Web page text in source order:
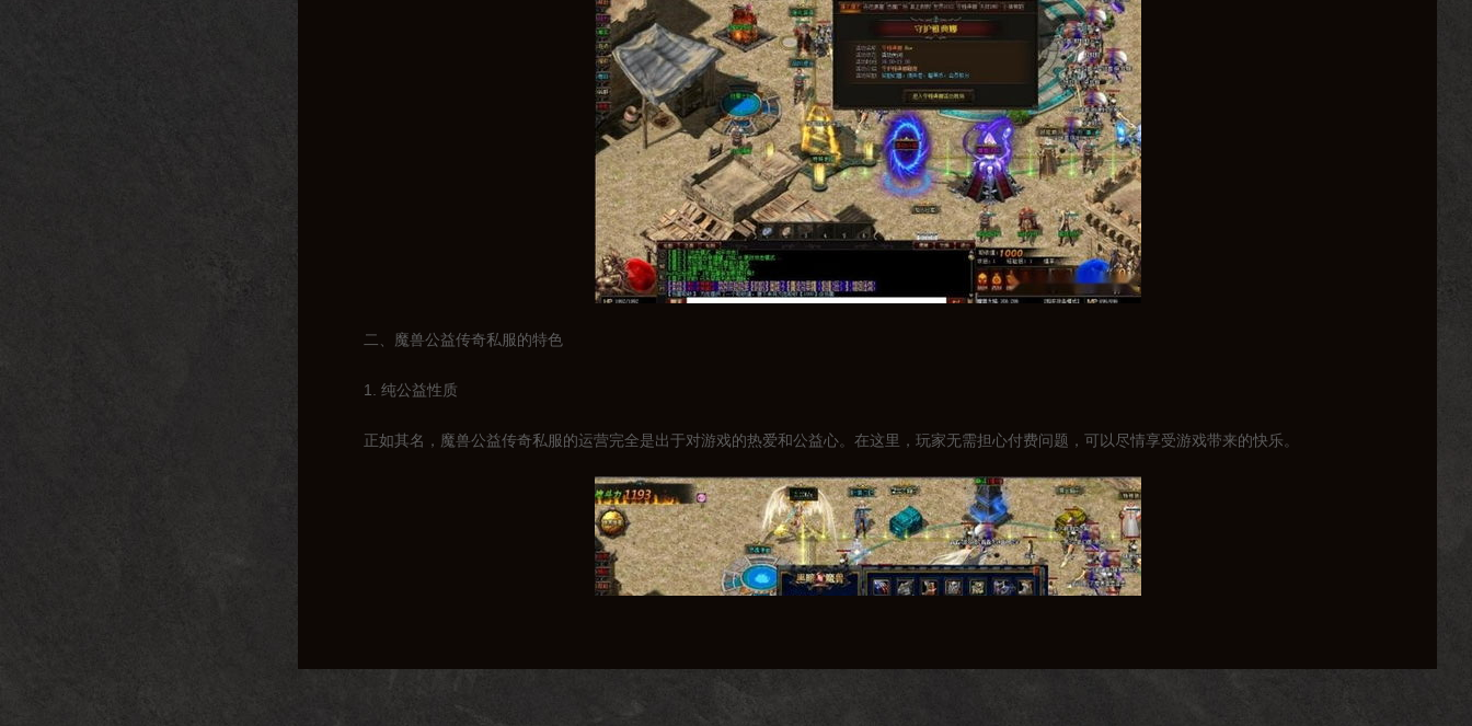
二、魔兽公益传奇私服的特色
1. 纯公益性质
正如其名，魔兽公益传奇私服的运营完全是出于对游戏的热爱和公益心。在这里，玩家无需担心付费问题，可以尽情享受游戏带来的快乐。